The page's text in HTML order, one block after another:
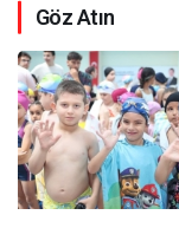
Göz Atın